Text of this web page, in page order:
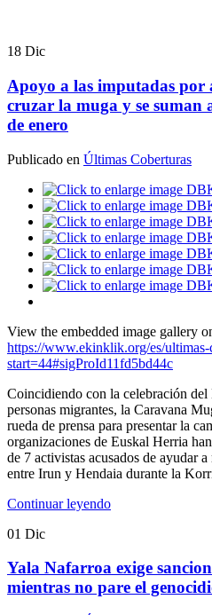
18 Dic
Apoyo a las imputadas por
cruzar la muga y se suman
de enero
Publicado en Últimas Coberturas
View the embedded image gallery
https://www.ekinklik.org/es/ultimas-
start=44#sigProId11fd5bd44c
Coincidiendo con la celebración
personas migrantes, la Caravana
rueda de prensa para presentar la
organizaciones de Euskal Herria
de 7 activistas acusados de ayudar
entre Irun y Hendaia durante la
Continuar leyendo
01 Dic
Yala Nafarroa exige
mientras no pare el